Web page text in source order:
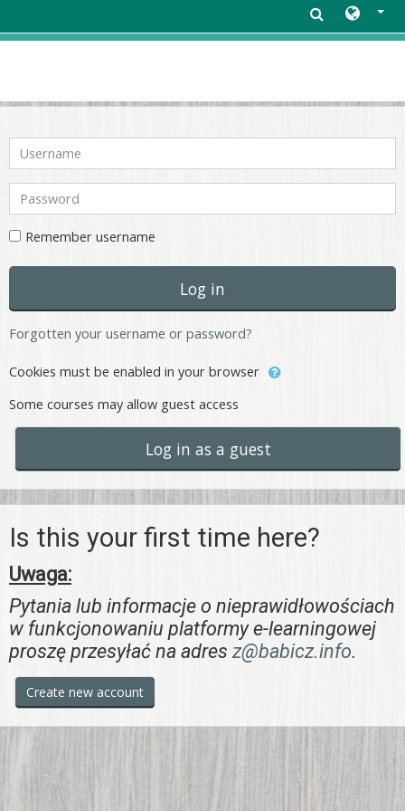
Skip to main content
Username
Password
Remember username
Log in
Forgotten your username or password?
Cookies must be enabled in your browser
Some courses may allow guest access
Log in as a guest
Is this your first time here?
Uwaga:
Pytania lub informacje o nieprawidłowościach
w funkcjonowaniu platformy e-learningowej
proszę przesyłać na adres z@babicz.info.
Create new account